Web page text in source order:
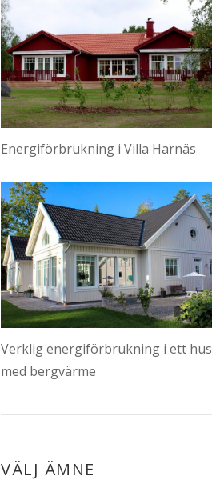
Energiförbrukning i Villa Harnäs
Verklig energiförbrukning i ett hus
med bergvärme
VÄLJ ÄMNE